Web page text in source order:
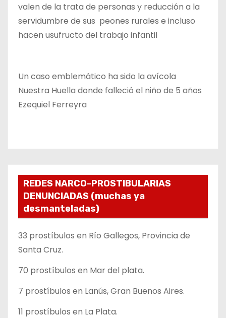
valen de la trata de personas y reducción a la
servidumbre de sus peones rurales e incluso
hacen usufructo del trabajo infantil
Un caso emblemático ha sido la avícola
Nuestra Huella donde falleció el niño de 5 años
Ezequiel Ferreyra
REDES NARCO-PROSTIBULARIAS
DENUNCIADAS (muchas ya
desmanteladas)
33 prostíbulos en Río Gallegos, Provincia de
Santa Cruz.
70 prostíbulos en Mar del plata.
7 prostíbulos en Lanús, Gran Buenos Aires.
11 prostíbulos en La Plata.